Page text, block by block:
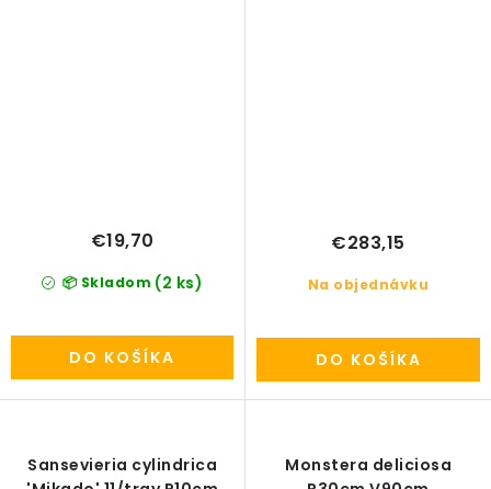
📦 Skladom (2 ks)
€19,70
DO KOŠÍKA
Na objednávku
€283,15
DO KOŠÍKA
Sansevieria cylindrica
Monstera deliciosa